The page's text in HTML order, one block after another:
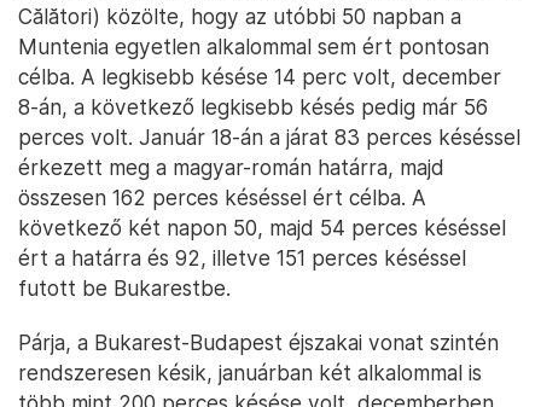
Călători) közölte, hogy az utóbbi 50 napban a
Muntenia egyetlen alkalommal sem ért pontosan
célba. A legkisebb késése 14 perc volt, december
8-án, a következő legkisebb késés pedig már 56
perces volt. Január 18-án a járat 83 perces késéssel
érkezett meg a magyar-román határra, majd
összesen 162 perces késéssel ért célba. A
következő két napon 50, majd 54 perces késéssel
ért a határra és 92, illetve 151 perces késéssel
futott be Bukarestbe.
Párja, a Bukarest-Budapest éjszakai vonat szintén
rendszeresen késik, januárban két alkalommal is